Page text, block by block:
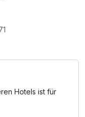
schönsten
euch viele
/
Hotels ist für